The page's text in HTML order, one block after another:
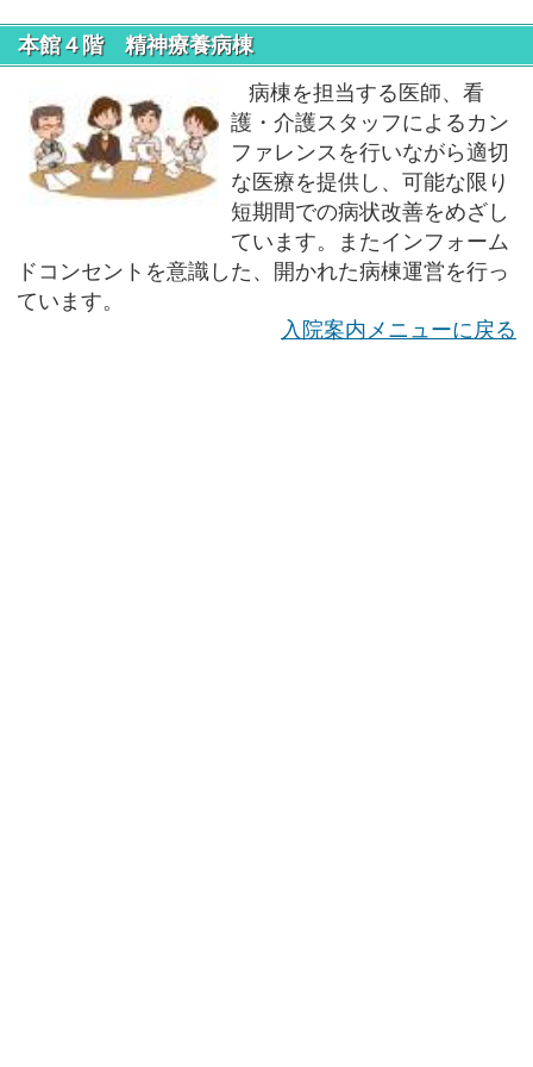
本館４階 精神療養病棟
病棟を担当する医師、看
護・介護スタッフによるカン
ファレンスを行いながら適切
な医療を提供し、可能な限り
短期間での病状改善をめざし
ています。またインフォーム
ドコンセントを意識した、開かれた病棟運営を行っ
ています。
入院案内メニューに戻る